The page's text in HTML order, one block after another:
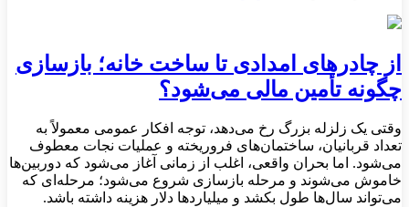
از چادرهای امدادی تا ساخت خانه؛ بازسازی
چگونه تأمین مالی می‌شود؟
وقتی یک زلزله بزرگ رخ می‌دهد، توجه افکار عمومی معمولاً به
تعداد قربانیان، ساختمان‌های فروریخته و عملیات نجات معطوف
می‌شود. اما بحران واقعی، اغلب از زمانی آغاز می‌شود که دوربین‌ها
خاموش می‌شوند و مرحله بازسازی شروع می‌شود؛ مرحله‌ای که
می‌تواند سال‌ها طول بکشد و میلیاردها دلار هزینه داشته باشد.